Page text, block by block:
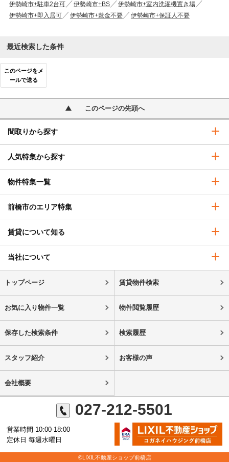
伊勢崎市+駐車2台可
伊勢崎市+BS
伊勢崎市+室内洗濯機置き場
伊勢崎市+即入居可
伊勢崎市+敷金不要 伊勢崎市+保証人不要
最近検索した条件
このページをメ
ールで送る
このページの先頭へ
間取りから探す
人気特集から探す
物件特集一覧
前橋市のエリア特集
賃貸について知る
当社について
トップページ 賃貸物件検索
お気に入り物件一覧 物件閲覧履歴
保存した検索条件 検索履歴
スタッフ紹介 お客様の声
会社概要
027-212-5501
営業時間 10:00-18:00
定休日 毎週水曜日
©LIXIL不動産ショップ前橋店